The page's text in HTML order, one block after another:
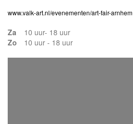
www.valk-art.nl/evenementen/art-fair-arnhem
Za
10 uur- 18 uur
Zo
10 uur - 18 uur